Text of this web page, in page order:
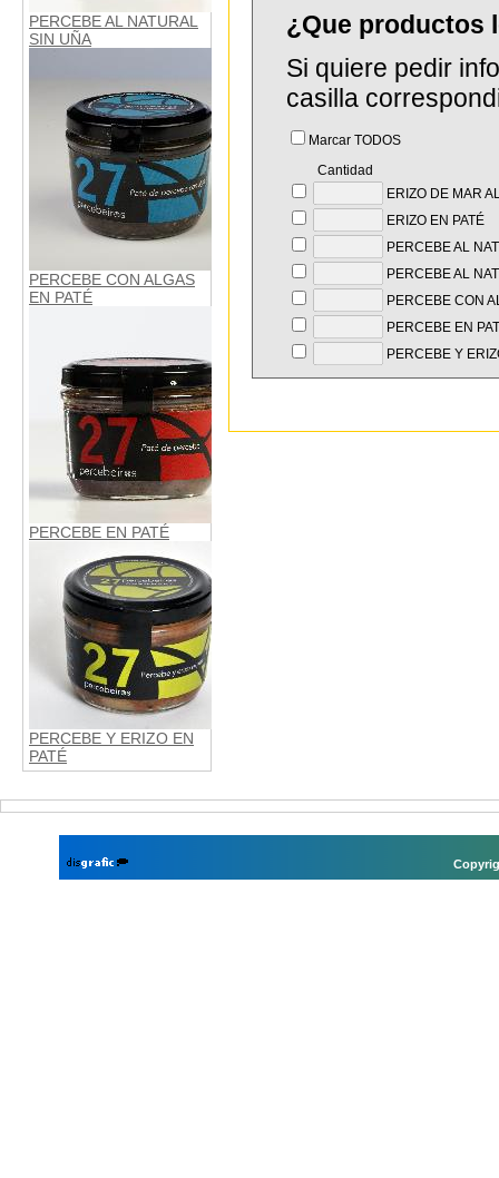
PERCEBE AL NATURAL
SIN UÑA
PERCEBE CON ALGAS
EN PATÉ
PERCEBE EN PATÉ
PERCEBE Y ERIZO EN
PATÉ
¿Que productos
Si quiere pedir
casilla
Marcar TODOS
Cantidad
ERIZO DE MAR
ERIZO EN PATÉ
PERCEBE AL
PERCEBE AL
PERCEBE CON
PERCEBE EN
PERCEBE Y